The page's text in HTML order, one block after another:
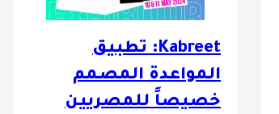
Kabreet: تطبيق
المواعدة المصمم
خصيصاً للمصريين